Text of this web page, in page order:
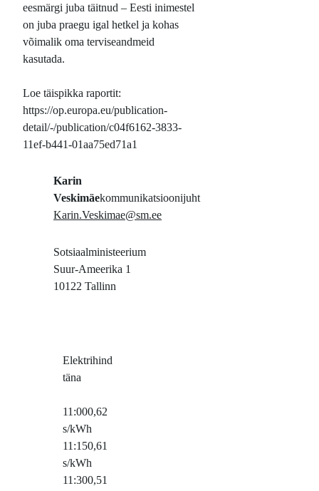
eesmärgi juba täitnud – Eesti inimestel
on juba praegu igal hetkel ja kohas
võimalik oma terviseandmeid
kasutada.
Loe täispikka raportit:
https://op.europa.eu/publication-
detail/-/publication/c04f6162-3833-
11ef-b441-01aa75ed71a1
Karin
Veskimäekommunikatsioonijuht
Karin.Veskimae@sm.ee
Sotsiaalministeerium
Suur-Ameerika 1
10122 Tallinn
Elektrihind
täna
11:000,62
s/kWh
11:150,61
s/kWh
11:300,51